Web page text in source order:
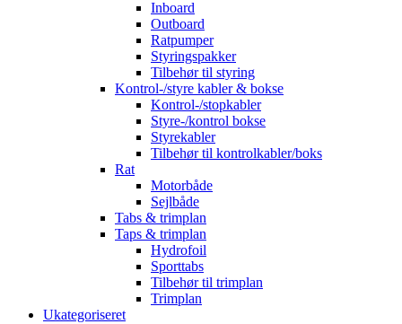
Inboard
Outboard
Ratpumper
Styringspakker
Tilbehør til styring
Kontrol-/styre kabler & bokse
Kontrol-/stopkabler
Styre-/kontrol bokse
Styrekabler
Tilbehør til kontrolkabler/boks
Rat
Motorbåde
Sejlbåde
Tabs & trimplan
Taps & trimplan
Hydrofoil
Sporttabs
Tilbehør til trimplan
Trimplan
Ukategoriseret